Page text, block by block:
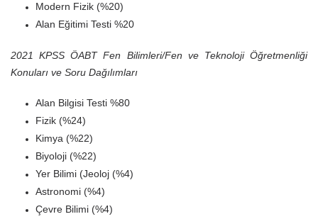
Modern Fizik (%20)
Alan Eğitimi Testi %20
2021 KPSS ÖABT Fen Bilimleri/Fen ve Teknoloji Öğretmenliği
Konuları ve Soru Dağılımları
Alan Bilgisi Testi %80
Fizik (%24)
Kimya (%22)
Biyoloji (%22)
Yer Bilimi (Jeoloj (%4)
Astronomi (%4)
Çevre Bilimi (%4)